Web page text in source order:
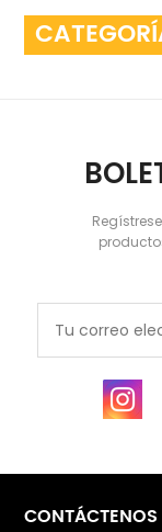
soportes para
cortar hasta 55
de calibre de
CONTÁCTENOS